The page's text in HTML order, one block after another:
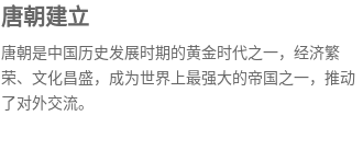
唐朝建立
唐朝是中国历史发展时期的黄金时代之一，经济繁
荣、文化昌盛，成为世界上最强大的帝国之一，推动
了对外交流。